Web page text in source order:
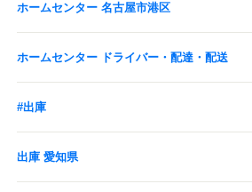
ホームセンター 名古屋市港区
ホームセンター ドライバー・配達・配送
#出庫
出庫 愛知県